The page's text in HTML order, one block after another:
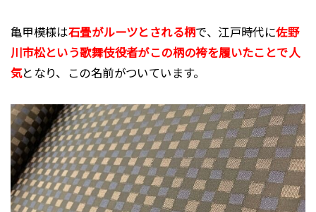
亀甲模様は石畳がルーツとされる柄で、江戸時代に佐野
川市松という歌舞伎役者がこの柄の袴を履いたことで人
気となり、この名前がついています。